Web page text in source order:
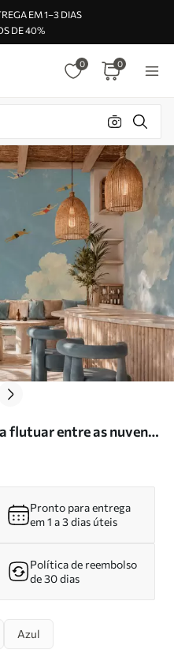
EM 1–3 DIAS
DE 40%
0 0
flutuar entre as nuvens
Pronto para entrega
em 1 a 3 dias úteis
Política de reembolso
de 30 dias
Azul